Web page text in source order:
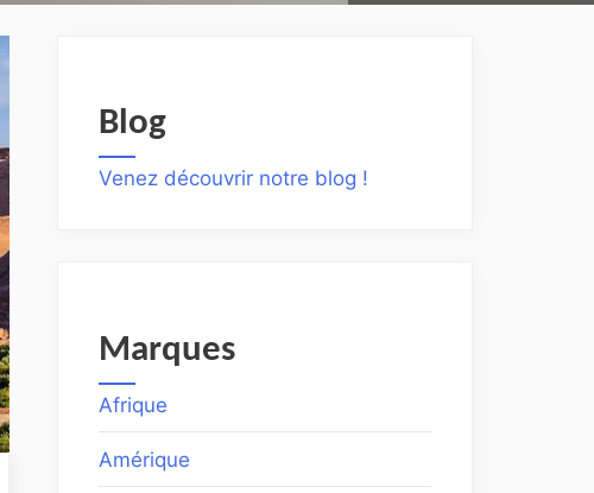
Blog
Venez découvrir notre blog !
Marques
Afrique
Amérique